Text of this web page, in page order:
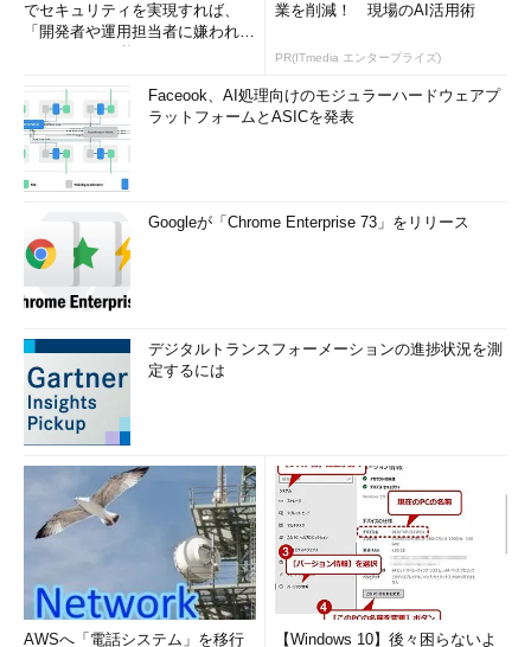
でセキュリティを実現すれば、
「開発者や運用担当者に嫌われな
業を削減！ 現場のAI活用術
PR(ITmedia エンタープライズ)
Faceook、AI処理向けのモジュラーハードウェアプ
ラットフォームとASICを発表
Googleが「Chrome Enterprise 73」をリリース
デジタルトランスフォーメーションの進捗状況を測
定するには
AWSへ「電話システム」を移行 【Windows 10】後々困らないよ